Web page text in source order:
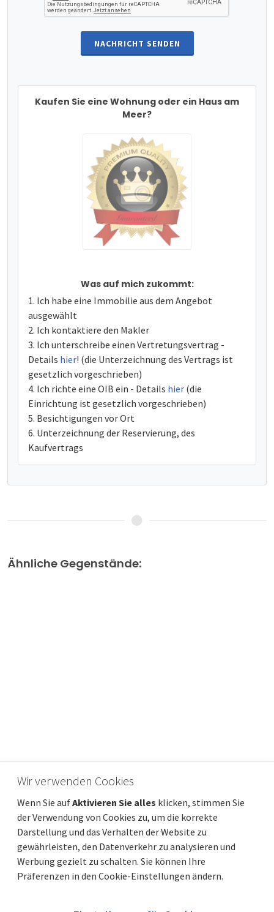
NACHRICHT SENDEN
Kaufen Sie eine Wohnung oder ein Haus am
Meer?
Was auf mich zukommt:
Ich habe eine Immobilie aus dem Angebot
ausgewählt
Ich kontaktiere den Makler
Ich unterschreibe einen Vertretungsvertrag -
Details hier! (die Unterzeichnung des Vertrags ist
gesetzlich vorgeschrieben)
Ich richte eine OIB ein - Details hier (die
Einrichtung ist gesetzlich vorgeschrieben)
Besichtigungen vor Ort
Unterzeichnung der Reservierung, des
Kaufvertrags
Ähnliche Gegenstände:
OPATIJA, BREGI – Mehrfamilienhaus – eine
großartige Investition oder ein Familienheim
Preis600 000 €
Entfernung vom meer
Gesamtfläche
392 m² Gemeindeteil
Matulji
Wir verwenden Cookies
Wenn Sie aufAktivieren Sie alles klicken, stimmen Sie
der Verwendung von Cookies zu, um die korrekte
Darstellung und das Verhalten der Website zu
gewährleisten, den Datenverkehr zu analysieren und
Werbung gezielt zu schalten. Sie können Ihre
Präferenzen in den Cookie-Einstellungen ändern.